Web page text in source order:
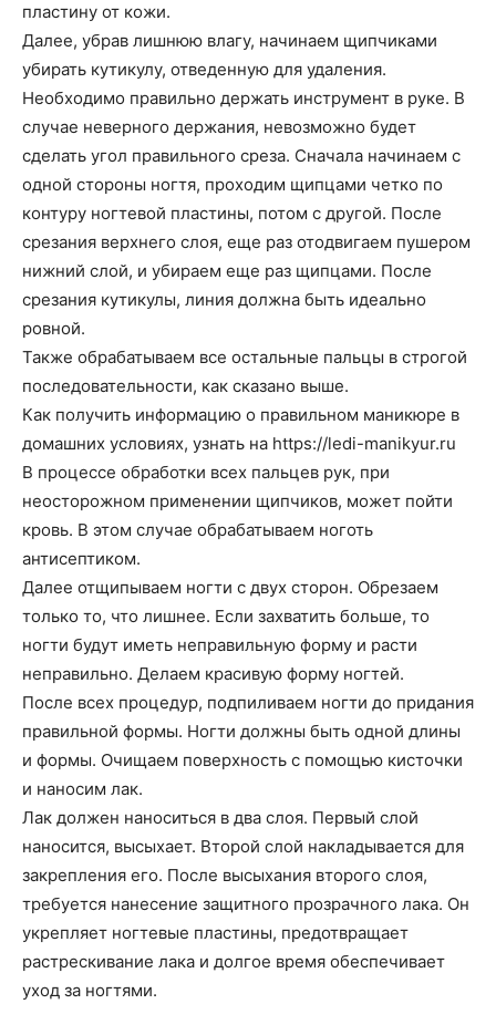
пластину от кожи.
Далее, убрав лишнюю влагу, начинаем щипчиками
убирать кутикулу, отведенную для удаления.
Необходимо правильно держать инструмент в руке. В
случае неверного держания, невозможно будет
сделать угол правильного среза. Сначала начинаем с
одной стороны ногтя, проходим щипцами четко по
контуру ногтевой пластины, потом с другой. После
срезания верхнего слоя, еще раз отодвигаем пушером
нижний слой, и убираем еще раз щипцами. После
срезания кутикулы, линия должна быть идеально
ровной.
Также обрабатываем все остальные пальцы в строгой
последовательности, как сказано выше.
Как получить информацию о правильном маникюре в
домашних условиях, узнать на https://ledi-manikyur.ru
В процессе обработки всех пальцев рук, при
неосторожном применении щипчиков, может пойти
кровь. В этом случае обрабатываем ноготь
антисептиком.
Далее отщипываем ногти с двух сторон. Обрезаем
только то, что лишнее. Если захватить больше, то
ногти будут иметь неправильную форму и расти
неправильно. Делаем красивую форму ногтей.
После всех процедур, подпиливаем ногти до придания
правильной формы. Ногти должны быть одной длины
и формы. Очищаем поверхность с помощью кисточки
и наносим лак.
Лак должен наноситься в два слоя. Первый слой
наносится, высыхает. Второй слой накладывается для
закрепления его. После высыхания второго слоя,
требуется нанесение защитного прозрачного лака. Он
укрепляет ногтевые пластины, предотвращает
растрескивание лака и долгое время обеспечивает
уход за ногтями.